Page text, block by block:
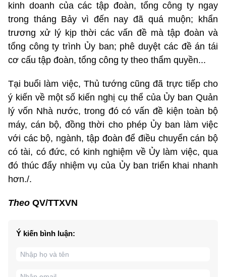
kinh doanh của các tập đoàn, tổng công ty ngay
trong tháng Bảy vì đến nay đã quá muộn; khẩn
trương xử lý kịp thời các vấn đề mà tập đoàn và
tổng công ty trình Ủy ban; phê duyệt các đề án tái
cơ cấu tập đoàn, tổng công ty theo thẩm quyền...
Tại buổi làm việc, Thủ tướng cũng đã trực tiếp cho
ý kiến về một số kiến nghị cụ thể của Ủy ban Quản
lý vốn Nhà nước, trong đó có vấn đề kiện toàn bộ
máy, cán bộ, đồng thời cho phép Ủy ban làm việc
với các bộ, ngành, tập đoàn để điều chuyển cán bộ
có tài, có đức, có kinh nghiệm về Ủy làm việc, qua
đó thúc đẩy nhiệm vụ của Ủy ban triển khai nhanh
hơn./.
Theo QV/TTXVN
Ý kiến bình luận: